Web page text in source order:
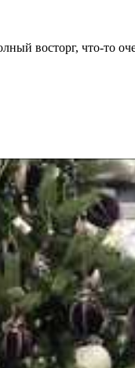
восторг, что-то